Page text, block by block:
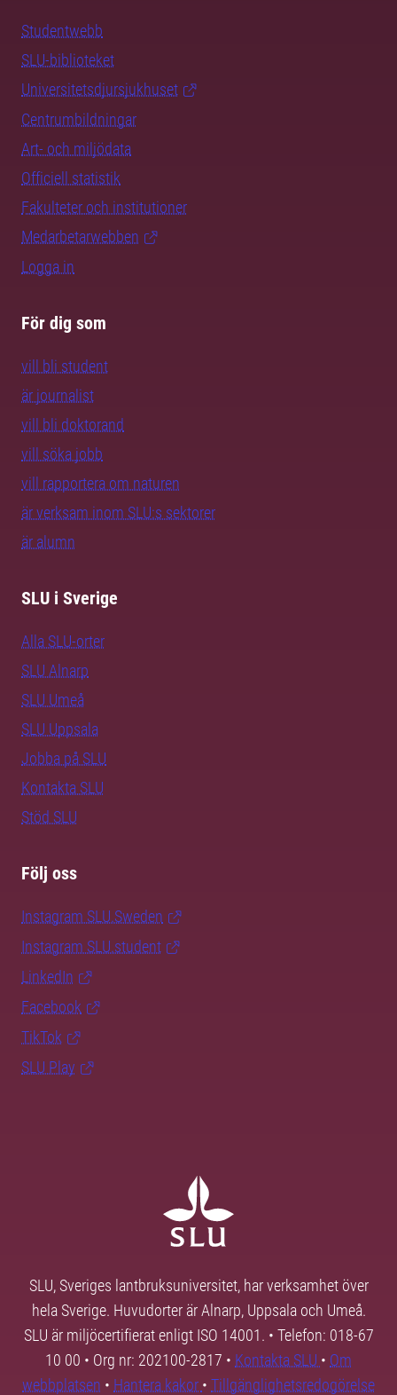
Studentwebb
SLU-biblioteket
Universitetsdjursjukhuset
Centrumbildningar
Art- och miljödata
Officiell statistik
Fakulteter och institutioner
Medarbetarwebben
Logga in
För dig som
vill bli student
är journalist
vill bli doktorand
vill söka jobb
vill rapportera om naturen
är verksam inom SLU:s sektorer
är alumn
SLU i Sverige
Alla SLU-orter
SLU Alnarp
SLU Umeå
SLU Uppsala
Jobba på SLU
Kontakta SLU
Stöd SLU
Följ oss
Instagram SLU.Sweden
Instagram SLU.student
LinkedIn
Facebook
TikTok
SLU Play
SLU, Sveriges lantbruksuniversitet, har verksamhet över
hela Sverige. Huvudorter är Alnarp, Uppsala och Umeå.
SLU är miljöcertifierat enligt ISO 14001. • Telefon: 018-67
10 00 • Org nr: 202100-2817 • Kontakta SLU • Om
webbplatsen • Hantera kakor • Tillgänglighetsredogörelse